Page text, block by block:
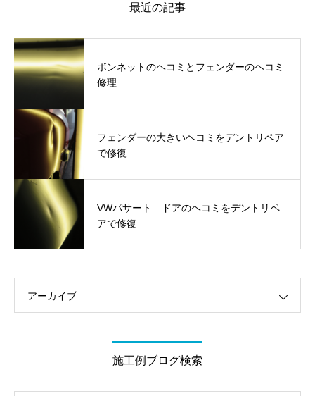
最近の記事
ボンネットのヘコミとフェンダーのヘコミ
修理
フェンダーの大きいヘコミをデントリペア
で修復
VWパサート ドアのヘコミをデントリペ
アで修復
アーカイブ
施工例ブログ検索